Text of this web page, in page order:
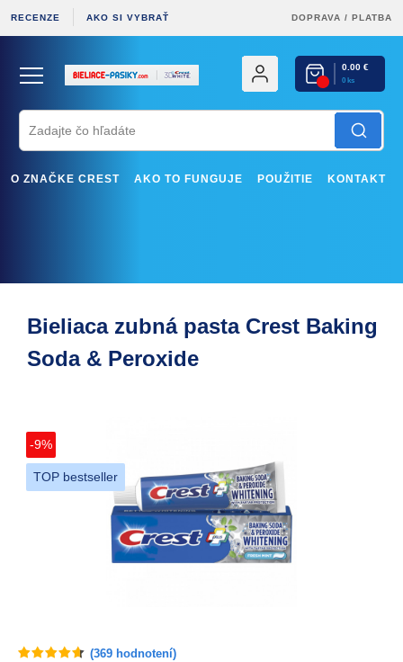
RECENZE AKO SI VYBRAŤ DOPRAVA / PLATBA
0.00 €
0 ks
O ZNAČKE CREST AKO TO FUNGUJE POUŽITIE KONTAKT
Bieliaca zubná pasta Crest Baking
Soda & Peroxide
-9%
TOP bestseller
(369 hodnotení)